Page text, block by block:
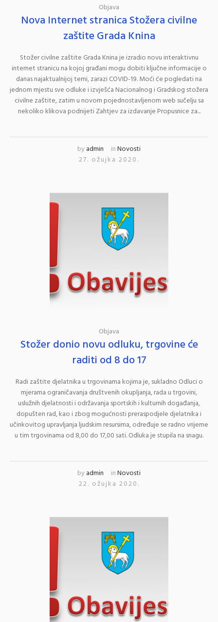
Objava
Nova Internet stranica Stožera civilne
zaštite Grada Knina
Stožer civilne zaštite Grada Knina je izradio novu interaktivnu
internet stranicu na kojoj građani mogu dobiti ključne informacije o
danas najaktualnijoj temi, zarazi COVID-19. Moći će pogledati na
jednom mjestu sve odluke i izvješća Nacionalnog i Gradskog stožera
civilne zaštite, zatim u novom pojednostavljenom web sučelju sa
nekoliko klikova podnijeti Zahtjev za izdavanje Propusnice za...
byadmin inNovosti
27. ožujka 2020.
Objava
Stožer donio novu odluku, trgovine će
raditi od 8 do 17
Radi zaštite djelatnika u trgovinama kojima je, sukladno Odluci o
mjerama ograničavanja društvenih okupljanja, rada u trgovini,
uslužnih djelatnosti i održavanja sportskih i kulturnih događanja,
dopušten rad, kao i zbog mogućnosti preraspodjele djelatnika i
učinkovitog upravljanja ljudskim resursima, određuje se radno vrijeme
u tim trgovinama od 8,00 do 17,00 sati. Odluka je stupila na snagu.
byadmin inNovosti
22. ožujka 2020.